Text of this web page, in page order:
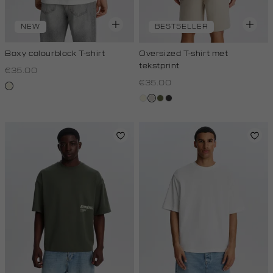
NEW
Boxy colourblock T-shirt
€35.00
wit,
BESTSELLER
Oversized T-shirt met
tekstprint
€35.00
wit,taupe,
groen,
grijs,